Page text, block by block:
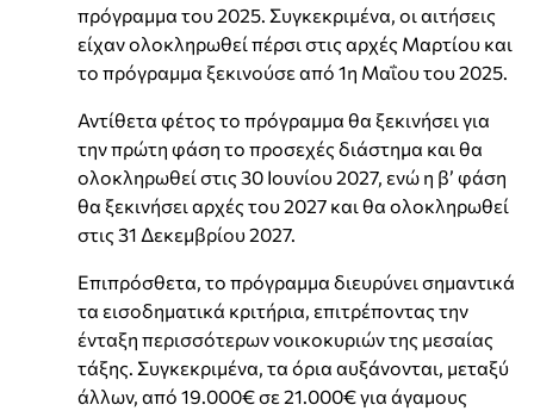
πρόγραμμα του 2025. Συγκεκριμένα, οι αιτήσεις
είχαν ολοκληρωθεί πέρσι στις αρχές Μαρτίου και
το πρόγραμμα ξεκινούσε από 1η Μαΐου του 2025.
Αντίθετα φέτος το πρόγραμμα θα ξεκινήσει για
την πρώτη φάση το προσεχές διάστημα και θα
ολοκληρωθεί στις 30 Ιουνίου 2027, ενώ η β’ φάση
θα ξεκινήσει αρχές του 2027 και θα ολοκληρωθεί
στις 31 Δεκεμβρίου 2027.
Επιπρόσθετα, το πρόγραμμα διευρύνει σημαντικά
τα εισοδηματικά κριτήρια, επιτρέποντας την
ένταξη περισσότερων νοικοκυριών της μεσαίας
τάξης. Συγκεκριμένα, τα όρια αυξάνονται, μεταξύ
άλλων, από 19.000€ σε 21.000€ για άγαμους